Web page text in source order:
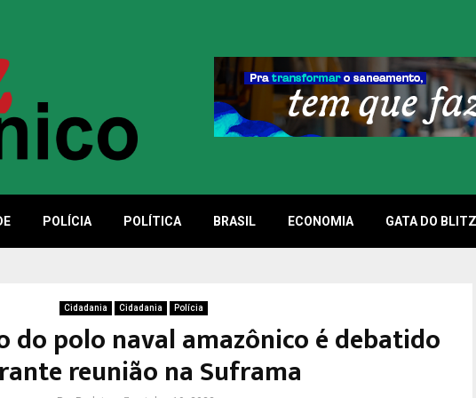
POLÍCIA POLÍTICA BRASIL ECONOMIA GATA DO BLITZ
Cidadania Cidadania Polícia
do polo naval amazônico é debatido
reunião na Suframa